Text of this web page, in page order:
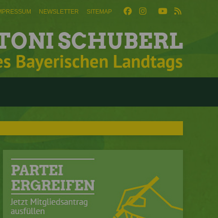
NEWSLETTER SITEMAP
SCHUBERL
Bayerischen Landtags